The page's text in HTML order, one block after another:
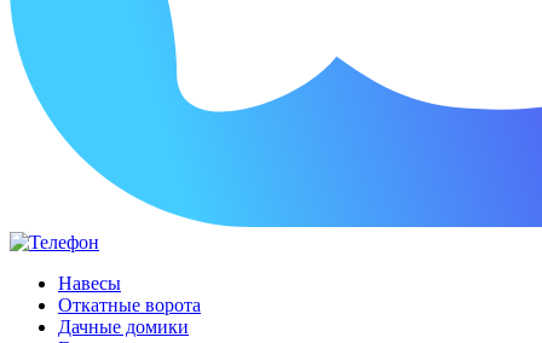
Навесы
Откатные ворота
Дачные домики